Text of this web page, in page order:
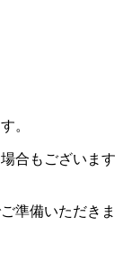
。
合もございます
準備いただきま